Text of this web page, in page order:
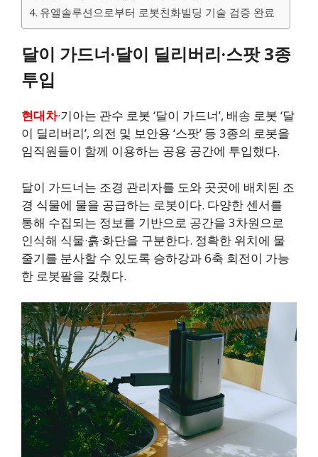
유엘솔루션으로부터 로봇친화빌딩 기술 검증 완료
달이 가드너·달이 딜리버리·스팟 3종
투입
현대차·기아는 관수 로봇 ‘달이 가드너’, 배송 로봇 ‘달
이 딜리버리’, 의전 및 보안용 ‘스팟’ 등 3종의 로봇을
임직원들이 함께 이용하는 공용 공간에 투입했다.
달이 가드너는 조경 관리자를 도와 곳곳에 배치된 조
경 식물에 물을 공급하는 로봇이다. 다양한 센서를
통해 수집되는 정보를 기반으로 공간을 3차원으로
인식해 식물·흙·화단을 구분한다. 정확한 위치에 물
줄기를 분사할 수 있도록 승하강과 6축 회전이 가능
한 로봇팔을 갖췄다.